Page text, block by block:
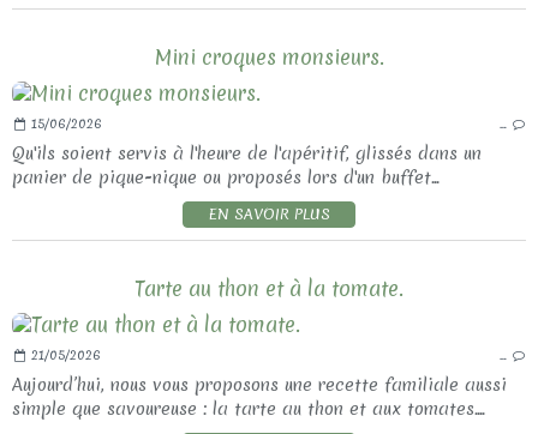
Mini croques monsieurs.
15/06/2026 …
Qu'ils soient servis à l'heure de l'apéritif, glissés dans un
panier de pique-nique ou proposés lors d'un buffet...
EN SAVOIR PLUS
Tarte au thon et à la tomate.
21/05/2026 …
Aujourd’hui, nous vous proposons une recette familiale aussi
simple que savoureuse : la tarte au thon et aux tomates....